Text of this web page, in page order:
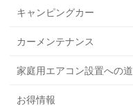
キャンピングカー
カーメンテナンス
家庭用エアコン設置への道
お得情報